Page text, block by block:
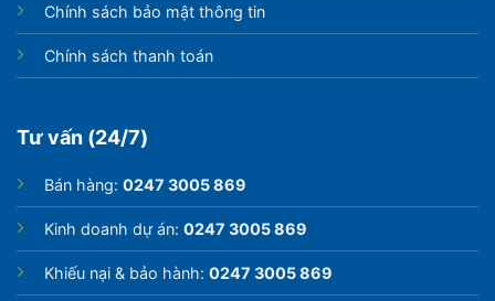
Chính sách bảo mật thông tin
Chính sách thanh toán
Tư vấn (24/7)
Bán hàng: 0247 3005 869
Kinh doanh dự án: 0247 3005 869
Khiếu nại & bảo hành: 0247 3005 869